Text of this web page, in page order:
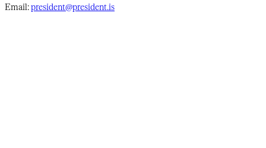
Email:president@president.is